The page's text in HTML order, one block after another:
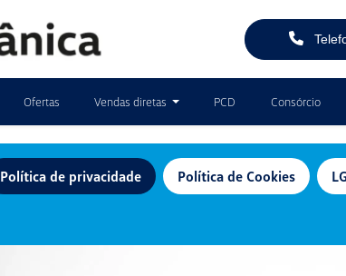
Ofertas Vendas diretas PCD Consórcio
Política de privacidade Política de Cookies